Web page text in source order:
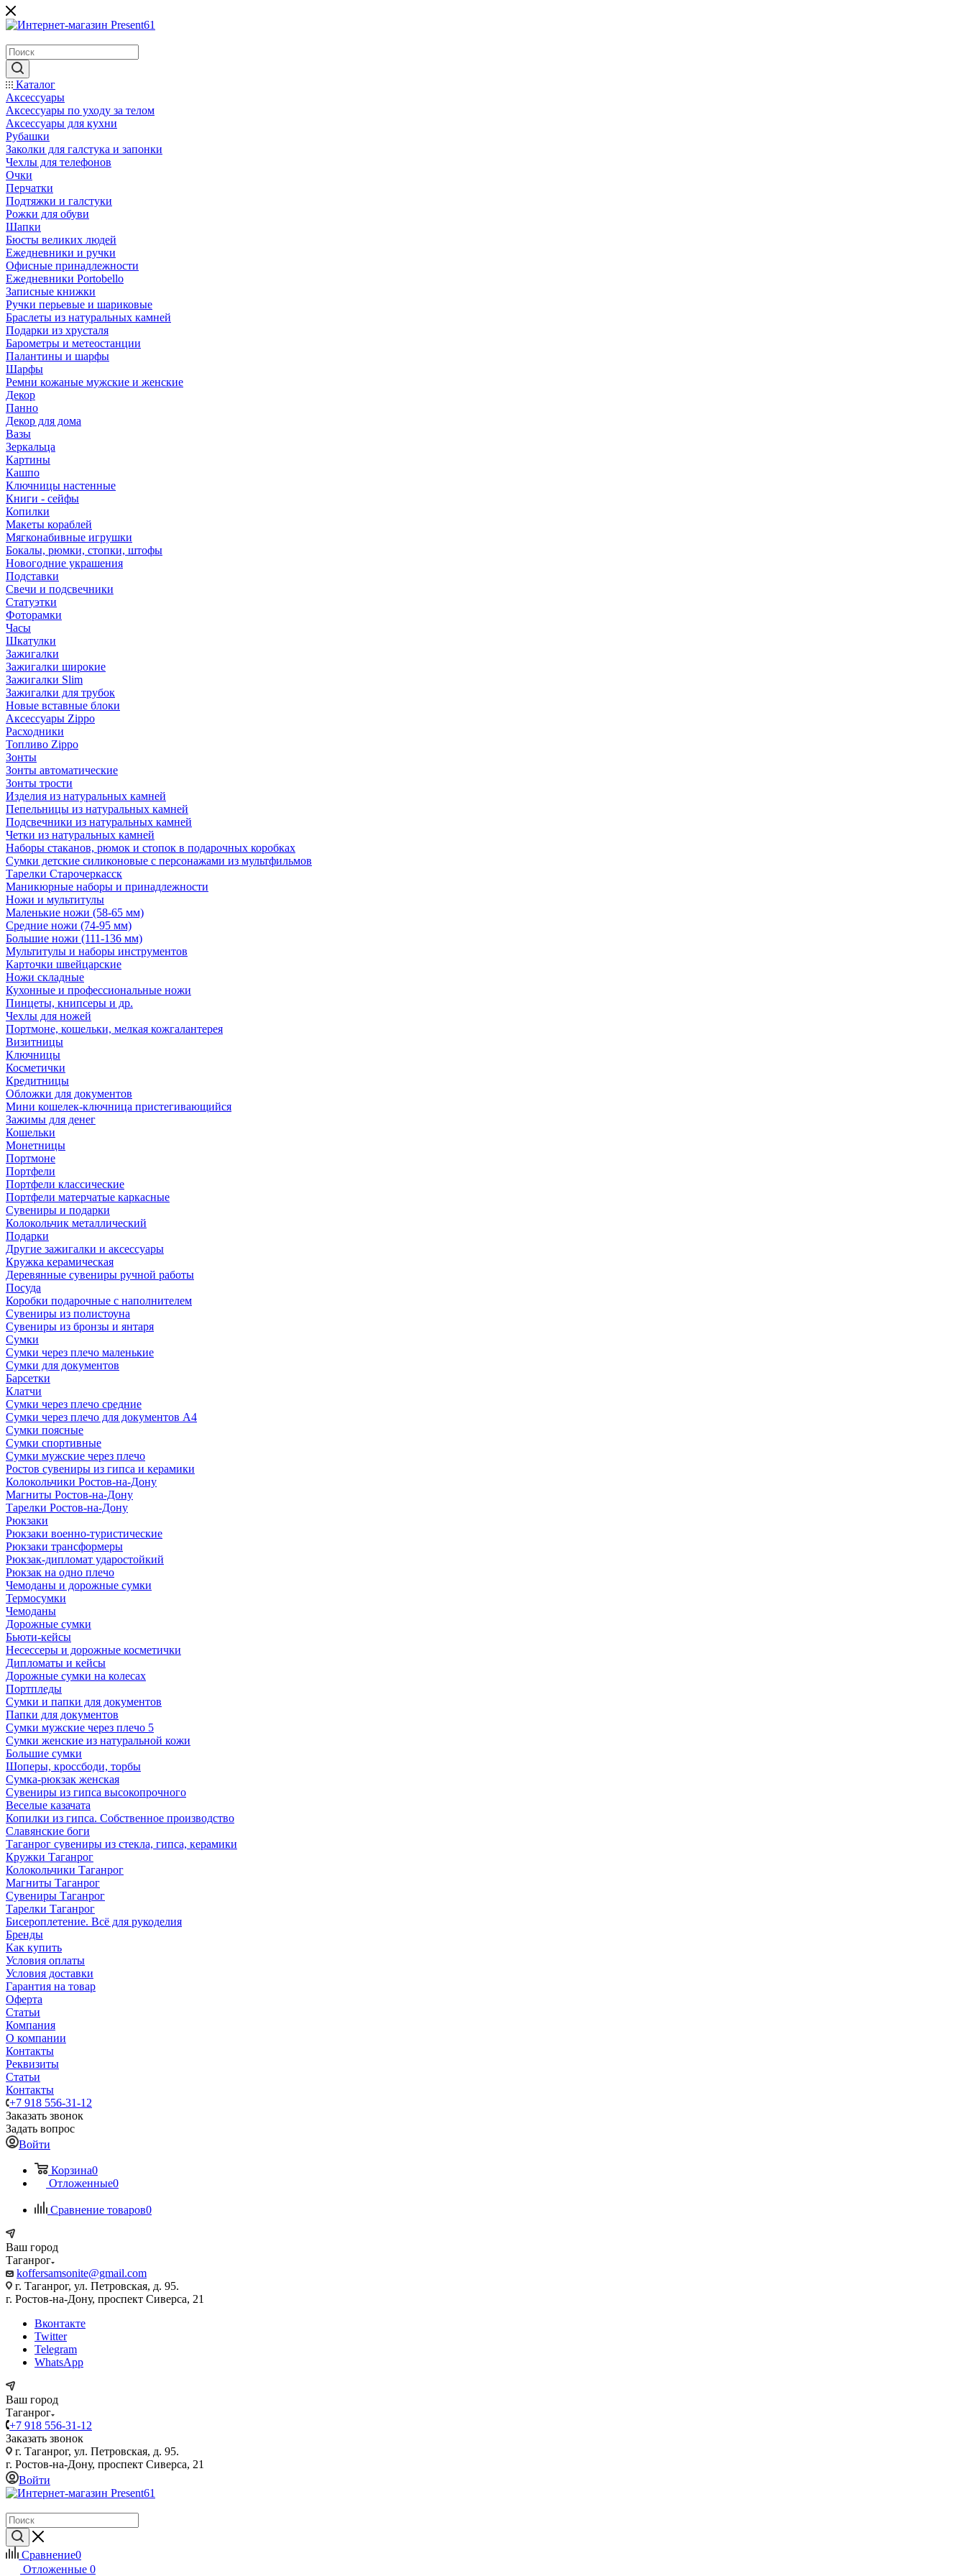
Каталог
Аксессуары
Аксессуары по уходу за телом
Аксессуары для кухни
Рубашки
Заколки для галстука и запонки
Чехлы для телефонов
Очки
Перчатки
Подтяжки и галстуки
Рожки для обуви
Шапки
Бюсты великих людей
Ежедневники и ручки
Офисные принадлежности
Ежедневники Portobello
Записные книжки
Ручки перьевые и шариковые
Браслеты из натуральных камней
Подарки из хрусталя
Барометры и метеостанции
Палантины и шарфы
Шарфы
Ремни кожаные мужские и женские
Декор
Панно
Декор для дома
Вазы
Зеркальца
Картины
Кашпо
Ключницы настенные
Книги - сейфы
Копилки
Макеты кораблей
Мягконабивные игрушки
Бокалы, рюмки, стопки, штофы
Новогодние украшения
Подставки
Свечи и подсвечники
Статуэтки
Фоторамки
Часы
Шкатулки
Зажигалки
Зажигалки широкие
Зажигалки Slim
Зажигалки для трубок
Новые вставные блоки
Аксессуары Zippo
Расходники
Топливо Zippo
Зонты
Зонты автоматические
Зонты трости
Изделия из натуральных камней
Пепельницы из натуральных камней
Подсвечники из натуральных камней
Четки из натуральных камней
Наборы стаканов, рюмок и стопок в подарочных коробках
Сумки детские силиконовые с персонажами из мультфильмов
Тарелки Старочеркасск
Маникюрные наборы и принадлежности
Ножи и мультитулы
Маленькие ножи (58-65 мм)
Средние ножи (74-95 мм)
Большие ножи (111-136 мм)
Мультитулы и наборы инструментов
Карточки швейцарские
Ножи складные
Кухонные и профессиональные ножи
Пинцеты, книпсеры и др.
Чехлы для ножей
Портмоне, кошельки, мелкая кожгалантерея
Визитницы
Ключницы
Косметички
Кредитницы
Обложки для документов
Мини кошелек-ключница пристегивающийся
Зажимы для денег
Кошельки
Монетницы
Портмоне
Портфели
Портфели классические
Портфели матерчатые каркасные
Сувениры и подарки
Колокольчик металлический
Подарки
Другие зажигалки и аксессуары
Кружка керамическая
Деревянные сувениры ручной работы
Посуда
Коробки подарочные с наполнителем
Сувениры из полистоуна
Сувениры из бронзы и янтаря
Сумки
Сумки через плечо маленькие
Сумки для документов
Барсетки
Клатчи
Сумки через плечо средние
Сумки через плечо для документов А4
Сумки поясные
Сумки спортивные
Сумки мужские через плечо
Ростов сувениры из гипса и керамики
Колокольчики Ростов-на-Дону
Магниты Ростов-на-Дону
Тарелки Ростов-на-Дону
Рюкзаки
Рюкзаки военно-туристические
Рюкзаки трансформеры
Рюкзак-дипломат ударостойкий
Рюкзак на одно плечо
Чемоданы и дорожные сумки
Термосумки
Чемоданы
Дорожные сумки
Бьюти-кейсы
Несессеры и дорожные косметички
Дипломаты и кейсы
Дорожные сумки на колесах
Портпледы
Сумки и папки для документов
Папки для документов
Сумки мужские через плечо 5
Сумки женские из натуральной кожи
Большие сумки
Шоперы, кроссбоди, торбы
Сумка-рюкзак женская
Сувениры из гипса высокопрочного
Веселые казачата
Копилки из гипса. Собственное производство
Славянские боги
Таганрог сувениры из стекла, гипса, керамики
Кружки Таганрог
Колокольчики Таганрог
Магниты Таганрог
Сувениры Таганрог
Тарелки Таганрог
Бисероплетение. Всё для рукоделия
Бренды
Как купить
Условия оплаты
Условия доставки
Гарантия на товар
Оферта
Статьи
Компания
О компании
Контакты
Реквизиты
Статьи
Контакты
+7 918 556-31-12
Заказать звонок
Задать вопрос
Войти
Корзина0
Отложенные0
Сравнение товаров0
Ваш город
Таганрог
koffersamsonite@gmail.com
г. Таганрог, ул. Петровская, д. 95.
г. Ростов-на-Дону, проспект Сиверса, 21
Вконтакте
Twitter
Telegram
WhatsApp
Ваш город
Таганрог
+7 918 556-31-12
Заказать звонок
г. Таганрог, ул. Петровская, д. 95.
г. Ростов-на-Дону, проспект Сиверса, 21
Войти
Сравнение0
Отложенные 0